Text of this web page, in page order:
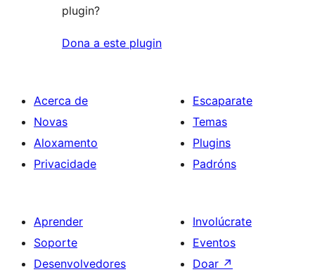
plugin?
Dona a este plugin
Acerca de
Novas
Aloxamento
Privacidade
Escaparate
Temas
Plugins
Padróns
Aprender
Soporte
Desenvolvedores
Involúcrate
Eventos
Doar ↗